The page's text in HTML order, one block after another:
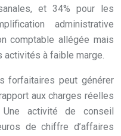
et 34% pour les
administrative
comptable allégée mais
activités à faible marge.
forfaitaires peut générer
aux charges réelles
Une activité de conseil
de chiffre d’affaires